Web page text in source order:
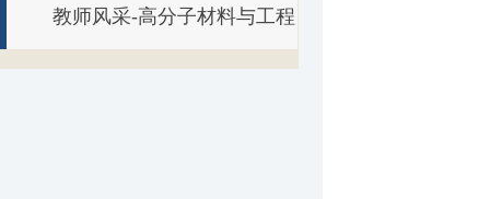
教师风采-高分子材料与工程